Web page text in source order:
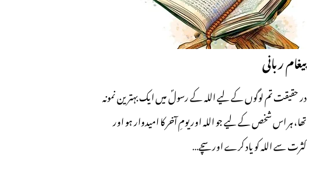
پیغام ربانی
در حقیقت تم لوگوں کے لیے اللہ کے رسولؐ میں ایک بہترین نمونہ
تھا، ہر اس شخص کے لیے جو اللہ اور یومِ آخر کا امیدوار ہو اور
کثرت سے اللہ کو یاد کرے اور سچے…